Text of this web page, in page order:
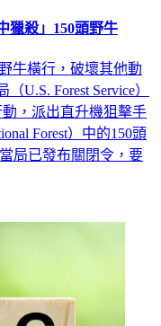
獵殺」150頭野牛
牛橫行，破壞其他動
U.S. Forest Service）
，派出直升機狙擊手
Forest）中的150頭
局已發布關閉令，要